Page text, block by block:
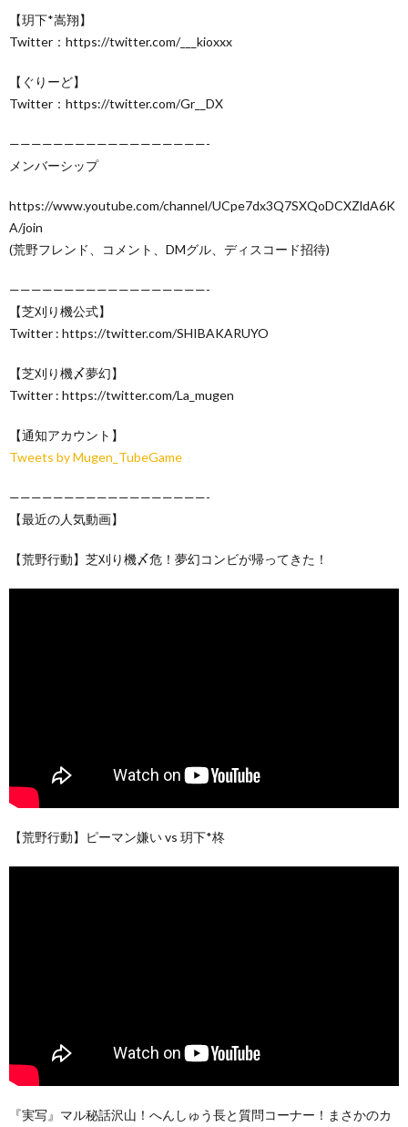
【玥下*嵩翔】
Twitter：https://twitter.com/___kioxxx
【ぐりーど】
Twitter：https://twitter.com/Gr__DX
——————————————————-
メンバーシップ
https://www.youtube.com/channel/UCpe7dx3Q7SXQoDCXZldA6K
A/join
(荒野フレンド、コメント、DMグル、ディスコード招待)
——————————————————-
【芝刈り機公式】
Twitter : https://twitter.com/SHIBAKARUYO
【芝刈り機〆夢幻】
Twitter : https://twitter.com/La_mugen
【通知アカウント】
Tweets by Mugen_TubeGame
——————————————————-
【最近の人気動画】
【荒野行動】芝刈り機〆危！夢幻コンビが帰ってきた！
【荒野行動】ピーマン嫌い vs 玥下*柊
『実写』マル秘話沢山！へんしゅう長と質問コーナー！まさかのカ